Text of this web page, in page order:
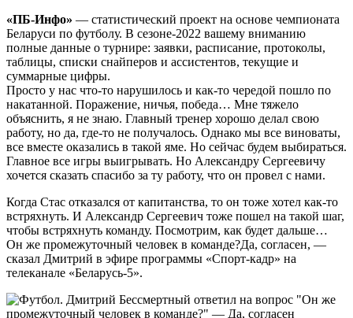
«ПБ-Инфо» — статистический проект на основе чемпионата
Беларуси по футболу. В сезоне-2022 вашему вниманию
полные данные о турнире: заявки, расписание, протоколы,
таблицы, списки снайперов и ассистентов, текущие и
суммарные цифры.
Просто у нас что-то нарушилось и как-то чередой пошло по
накатанной. Поражение, ничья, победа… Мне тяжело
объяснить, я не знаю. Главный тренер хорошо делал свою
работу, но да, где-то не получалось. Однако мы все виноваты,
все вместе оказались в такой яме. Но сейчас будем выбираться.
Главное все игры выигрывать. Но Александру Сергеевичу
хочется сказать спасибо за ту работу, что он провел с нами.
Когда Стас отказался от капитанства, то он тоже хотел как-то
встряхнуть. И Александр Сергеевич тоже пошел на такой шаг,
чтобы встряхнуть команду. Посмотрим, как будет дальше…
Он же промежуточный человек в команде?Да, согласен, —
сказал Дмитрий в эфире программы «Спорт-кадр» на
телеканале «Беларусь-5».